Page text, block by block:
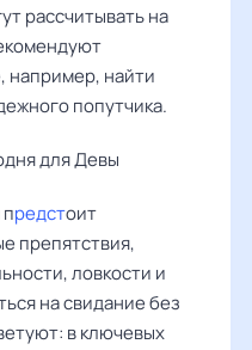
рассчитывать на
например, найти
попутчика.
для Девы
редстоит
препятствия,
ловкости и
на свидание без
в ключевых